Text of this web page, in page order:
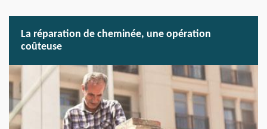
La réparation de cheminée, une opération
coûteuse